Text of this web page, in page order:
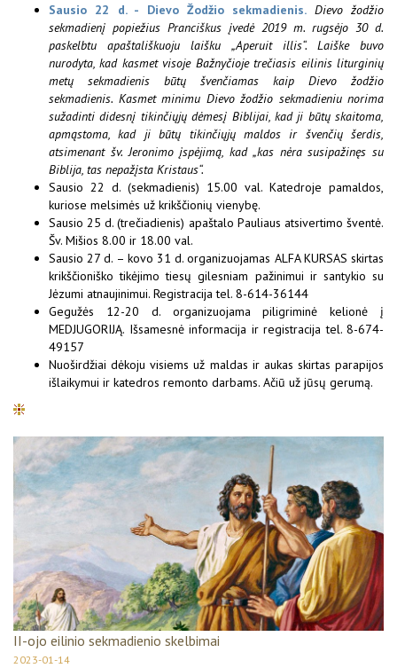
Sausio 22 d. - Dievo Žodžio sekmadienis. Dievo žodžio
sekmadienį popiežius Pranciškus įvedė 2019 m. rugsėjo 30 d.
paskelbtu apaštališkuoju laišku „Aperuit illis“. Laiške buvo
nurodyta, kad kasmet visoje Bažnyčioje trečiasis eilinis liturginių
metų sekmadienis būtų švenčiamas kaip Dievo žodžio
sekmadienis. Kasmet minimu Dievo žodžio sekmadieniu norima
sužadinti didesnį tikinčiųjų dėmesį Biblijai, kad ji būtų skaitoma,
apmąstoma, kad ji būtų tikinčiųjų maldos ir švenčių šerdis,
atsimenant šv. Jeronimo įspėjimą, kad „kas nėra susipažinęs su
Biblija, tas nepažįsta Kristaus“.
Sausio 22 d. (sekmadienis) 15.00 val. Katedroje pamaldos,
kuriose melsimės už krikščionių vienybę.
Sausio 25 d. (trečiadienis) apaštalo Pauliaus atsivertimo šventė.
Šv. Mišios 8.00 ir 18.00 val.
Sausio 27 d. – kovo 31 d. organizuojamas ALFA KURSAS skirtas
krikščioniško tikėjimo tiesų gilesniam pažinimui ir santykio su
Jėzumi atnaujinimui. Registracija tel. 8-614-36144
Gegužės 12-20 d. organizuojama piligriminė kelionė į
MEDJUGORIJĄ. Išsamesnė informacija ir registracija tel. 8-674-
49157
Nuoširdžiai dėkoju visiems už maldas ir aukas skirtas parapijos
išlaikymui ir katedros remonto darbams. Ačiū už jūsų gerumą.
II-ojo eilinio sekmadienio skelbimai
2023-01-14